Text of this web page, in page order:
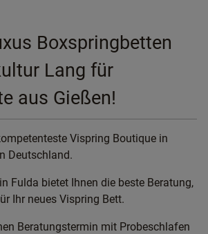
Boxspringbetten
Lang für
aus Gießen!
Vispring Boutique in
Deutschland.
Fulda bietet Ihnen die beste Beratung,
Ihr neues Vispring Bett.
Beratungstermin mit Probeschlafen